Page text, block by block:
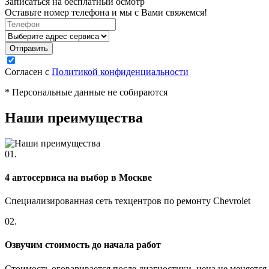
Оставьте номер телефона и мы с Вами свяжемся!
Согласен с Политикой конфиденциальности
* Персональные данные не собираются
Наши преимущества
01.
4 автосервиса на выбор в Москве
Специализированная сеть техцентров по ремонту Chevrolet
02.
Озвучим стоимость до начала работ